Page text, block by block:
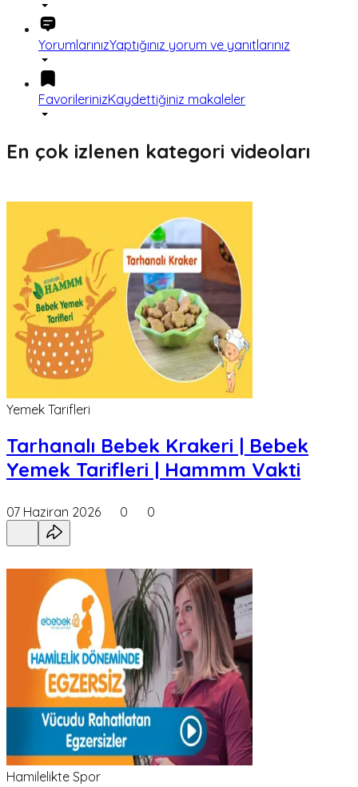
YorumlarınızYaptığınız yorum ve yanıtlarınız
FavorilerinizKaydettiğiniz makaleler
En çok izlenen kategori videoları
Yemek Tarifleri
Tarhanalı Bebek Krakeri | Bebek
Yemek Tarifleri | Hammm Vakti
07 Haziran 2026 0 0
Hamilelikte Spor